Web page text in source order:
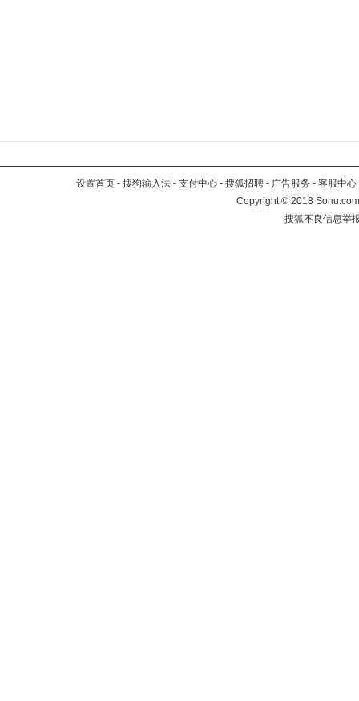
设置首页 - 搜狗输入法 - 支付中心 - 搜狐招聘 - 广告服务 - 客服中心
Copyright©2018
搜狐不良信息举